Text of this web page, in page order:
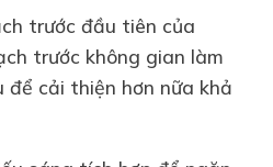
trước đầu tiên của
trước không gian làm
để cải thiện hơn nữa khả